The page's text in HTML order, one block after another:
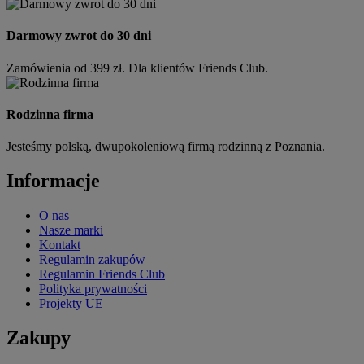
Darmowy zwrot do 30 dni
Zamówienia od 399 zł. Dla klientów Friends Club.
Rodzinna firma
Jesteśmy polską, dwupokoleniową firmą rodzinną z Poznania.
Informacje
O nas
Nasze marki
Kontakt
Regulamin zakupów
Regulamin Friends Club
Polityka prywatności
Projekty UE
Zakupy